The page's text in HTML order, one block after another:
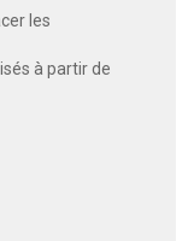
les
à partir de